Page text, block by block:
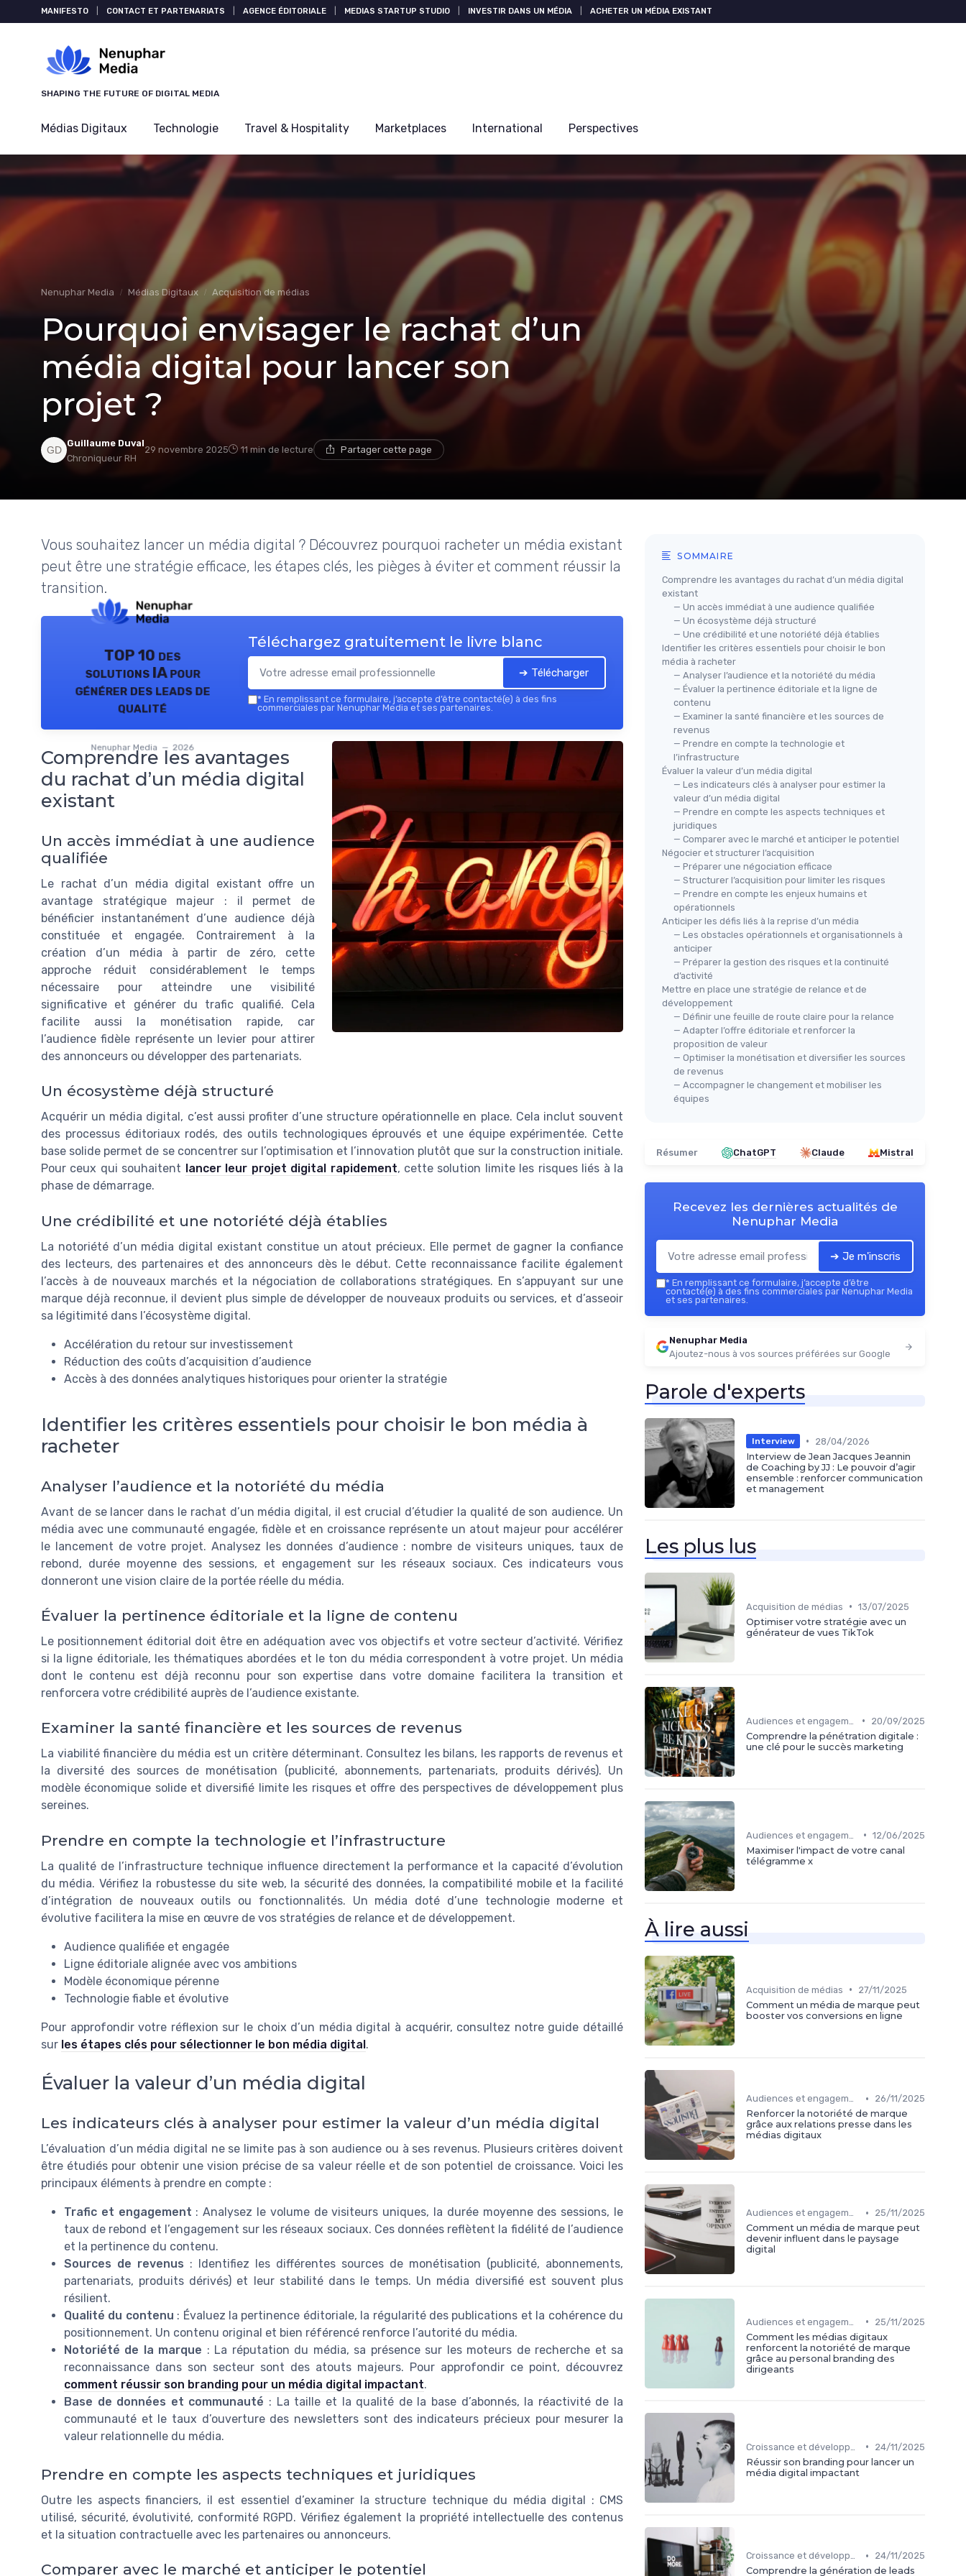
MANIFESTO CONTACT ET PARTENARIATS AGENCE ÉDITORIALE MEDIAS STARTUP STUDIO INVESTIR DANS UN MÉDIA ACHETER UN MÉDIA EXISTANT
SHAPING THE FUTURE OF DIGITAL MEDIA
Médias Digitaux Technologie Travel & Hospitality Marketplaces International Perspectives
Nenuphar Media Médias Digitaux Acquisition de médias
Pourquoi envisager le rachat d’un
média digital pour lancer son
projet ?
Guillaume Duval
Chroniqueur RH
29 novembre 2025 11 min de lecture Partager cette page
Vous souhaitez lancer un média digital ? Découvrez pourquoi racheter un média existant
peut être une stratégie efficace, les étapes clés, les pièges à éviter et comment réussir la
transition.
TOP 10 des
solutions IA pour
générer des leads de
qualité
Nenuphar Media — 2026
Téléchargez gratuitement le livre blanc
➔ Télécharger
* En remplissant ce formulaire, j’accepte d’être contacté(e) à des fins
commerciales par Nenuphar Media et ses partenaires.
Comprendre les avantages
du rachat d’un média digital
existant
Un accès immédiat à une audience
qualifiée
Le rachat d’un média digital existant offre un
avantage stratégique majeur : il permet de
bénéficier instantanément d’une audience déjà
constituée et engagée. Contrairement à la
création d’un média à partir de zéro, cette
approche réduit considérablement le temps
nécessaire pour atteindre une visibilité
significative et générer du trafic qualifié. Cela
facilite aussi la monétisation rapide, car
l’audience fidèle représente un levier pour attirer
des annonceurs ou développer des partenariats.
Un écosystème déjà structuré
Acquérir un média digital, c’est aussi profiter d’une structure opérationnelle en place. Cela inclut souvent
des processus éditoriaux rodés, des outils technologiques éprouvés et une équipe expérimentée. Cette
base solide permet de se concentrer sur l’optimisation et l’innovation plutôt que sur la construction initiale.
Pour ceux qui souhaitent
lancer leur projet digital rapidement, cette solution limite les risques liés à la
phase de démarrage.
Une crédibilité et une notoriété déjà établies
La notoriété d’un média digital existant constitue un atout précieux. Elle permet de gagner la confiance
des lecteurs, des partenaires et des annonceurs dès le début. Cette reconnaissance facilite également
l’accès à de nouveaux marchés et la négociation de collaborations stratégiques. En s’appuyant sur une
marque déjà reconnue, il devient plus simple de développer de nouveaux produits ou services, et d’asseoir
sa légitimité dans l’écosystème digital.
Accélération du retour sur investissement
Réduction des coûts d’acquisition d’audience
Accès à des données analytiques historiques pour orienter la stratégie
Identifier les critères essentiels pour choisir le bon média à
racheter
Analyser l’audience et la notoriété du média
Avant de se lancer dans le rachat d’un média digital, il est crucial d’étudier la qualité de son audience. Un
média avec une communauté engagée, fidèle et en croissance représente un atout majeur pour accélérer
le lancement de votre projet. Analysez les données d’audience : nombre de visiteurs uniques, taux de
rebond, durée moyenne des sessions, et engagement sur les réseaux sociaux. Ces indicateurs vous
donneront une vision claire de la portée réelle du média.
Évaluer la pertinence éditoriale et la ligne de contenu
Le positionnement éditorial doit être en adéquation avec vos objectifs et votre secteur d’activité. Vérifiez
si la ligne éditoriale, les thématiques abordées et le ton du média correspondent à votre projet. Un média
dont le contenu est déjà reconnu pour son expertise dans votre domaine facilitera la transition et
renforcera votre crédibilité auprès de l’audience existante.
Examiner la santé financière et les sources de revenus
La viabilité financière du média est un critère déterminant. Consultez les bilans, les rapports de revenus et
la diversité des sources de monétisation (publicité, abonnements, partenariats, produits dérivés). Un
modèle économique solide et diversifié limite les risques et offre des perspectives de développement plus
sereines.
Prendre en compte la technologie et l’infrastructure
La qualité de l’infrastructure technique influence directement la performance et la capacité d’évolution
du média. Vérifiez la robustesse du site web, la sécurité des données, la compatibilité mobile et la facilité
d’intégration de nouveaux outils ou fonctionnalités. Un média doté d’une technologie moderne et
évolutive facilitera la mise en œuvre de vos stratégies de relance et de développement.
Audience qualifiée et engagée
Ligne éditoriale alignée avec vos ambitions
Modèle économique pérenne
Technologie fiable et évolutive
Pour approfondir votre réflexion sur le choix d’un média digital à acquérir, consultez notre guide détaillé
sur les étapes clés pour sélectionner le bon média digital.
Évaluer la valeur d’un média digital
Les indicateurs clés à analyser pour estimer la valeur d’un média digital
L’évaluation d’un média digital ne se limite pas à son audience ou à ses revenus. Plusieurs critères doivent
être étudiés pour obtenir une vision précise de sa valeur réelle et de son potentiel de croissance. Voici les
principaux éléments à prendre en compte :
Trafic et engagement : Analysez le volume de visiteurs uniques, la durée moyenne des sessions, le
taux de rebond et l’engagement sur les réseaux sociaux. Ces données reflètent la fidélité de l’audience
et la pertinence du contenu.
Sources de revenus : Identifiez les différentes sources de monétisation (publicité, abonnements,
partenariats, produits dérivés) et leur stabilité dans le temps. Un média diversifié est souvent plus
résilient.
Qualité du contenu : Évaluez la pertinence éditoriale, la régularité des publications et la cohérence du
positionnement. Un contenu original et bien référencé renforce l’autorité du média.
Notoriété de la marque : La réputation du média, sa présence sur les moteurs de recherche et sa
reconnaissance dans son secteur sont des atouts majeurs. Pour approfondir ce point, découvrez
comment réussir son branding pour un média digital impactant.
Base de données et communauté : La taille et la qualité de la base d’abonnés, la réactivité de la
communauté et le taux d’ouverture des newsletters sont des indicateurs précieux pour mesurer la
valeur relationnelle du média.
Prendre en compte les aspects techniques et juridiques
Outre les aspects financiers, il est essentiel d’examiner la structure technique du média digital : CMS
utilisé, sécurité, évolutivité, conformité RGPD. Vérifiez également la propriété intellectuelle des contenus
et la situation contractuelle avec les partenaires ou annonceurs.
Comparer avec le marché et anticiper le potentiel
SOMMAIRE
Comprendre les avantages du rachat d’un média digital
existant
— Un accès immédiat à une audience qualifiée
— Un écosystème déjà structuré
— Une crédibilité et une notoriété déjà établies
Identifier les critères essentiels pour choisir le bon
média à racheter
— Analyser l’audience et la notoriété du média
— Évaluer la pertinence éditoriale et la ligne de
contenu
— Examiner la santé financière et les sources de
revenus
— Prendre en compte la technologie et
l’infrastructure
Évaluer la valeur d’un média digital
— Les indicateurs clés à analyser pour estimer la
valeur d’un média digital
— Prendre en compte les aspects techniques et
juridiques
— Comparer avec le marché et anticiper le potentiel
Négocier et structurer l’acquisition
— Préparer une négociation efficace
— Structurer l’acquisition pour limiter les risques
— Prendre en compte les enjeux humains et
opérationnels
Anticiper les défis liés à la reprise d’un média
— Les obstacles opérationnels et organisationnels à
anticiper
— Préparer la gestion des risques et la continuité
d’activité
Mettre en place une stratégie de relance et de
développement
— Définir une feuille de route claire pour la relance
— Adapter l’offre éditoriale et renforcer la
proposition de valeur
— Optimiser la monétisation et diversifier les sources
de revenus
— Accompagner le changement et mobiliser les
équipes
Résumer ChatGPT Claude Mistral
Recevez les dernières actualités de
Nenuphar Media
➔ Je m'inscris
* En remplissant ce formulaire, j’accepte d’être
contacté(e) à des fins commerciales par Nenuphar Media
et ses partenaires.
Nenuphar Media
Ajoutez-nous à vos sources préférées sur Google
Parole d'experts
Interview •
28/04/2026
Interview de Jean Jacques Jeannin
de Coaching by JJ : Le pouvoir d’agir
ensemble : renforcer communication
et management
Les plus lus
Acquisition de médias • 13/07/2025
Optimiser votre stratégie avec un
générateur de vues TikTok
•
20/09/2025
Comprendre la pénétration digitale :
une clé pour le succès marketing
• 12/06/2025
Maximiser l'impact de votre canal
télégramme x
À lire aussi
Acquisition de médias •
27/11/2025
Comment un média de marque peut
booster vos conversions en ligne
Audiences et engagement •
26/11/2025
Renforcer la notoriété de marque
grâce aux relations presse dans les
médias digitaux
Audiences et engagement •
25/11/2025
Comment un média de marque peut
devenir influent dans le paysage
digital
•
25/11/2025
Comment les médias digitaux
renforcent la notoriété de marque
grâce au personal branding des
dirigeants
•
24/11/2025
Réussir son branding pour lancer un
média digital impactant
Croissance et développement •
24/11/2025
Comprendre la génération de leads
Panneau de gestion des cookies